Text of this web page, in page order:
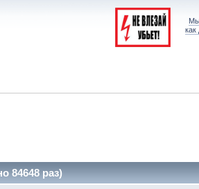
Мы
как
84648 раз)